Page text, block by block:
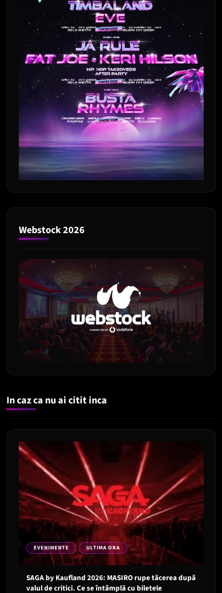
Webstock 2026
In caz ca nu ai citit inca
EVENIMENTE ULTIMA ORA
SAGA by Kaufland 2026: MASIRO rupe tăcerea după
valul de critici. Ce se întâmplă cu biletele